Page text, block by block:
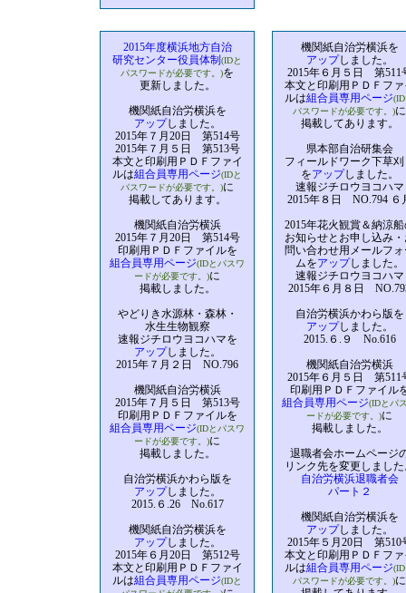
2015年度横浜地方自治
研究センター役員体制 (IDと
パスワードが必要です。)を
更新しました。
機関紙自治労横浜を
アップしました。
2015年７月20日 第514号
2015年７月５日 第513号
本文と印刷用ＰＤＦファイ
ルは組合員専用ページ(IDと
パスワードが必要です。)に
掲載してあります。
機関紙自治労横浜
2015年７月20日 第514号
印刷用ＰＤＦファイルを
組合員専用ページ(IDとパスワ
ードが必要です。)に
掲載しました。
やどりき水源林・森林・
水生生物観察
速報ジチロウヨコハマを
アップしました。
2015年７月２日 NO.796
機関紙自治労横浜
2015年７月５日 第513号
印刷用ＰＤＦファイルを
組合員専用ページ(IDとパスワ
ードが必要です。)に
掲載しました。
自治労横浜かわら版を
アップしました。
2015.６.26 No.617
機関紙自治労横浜を
アップしました。
2015年６月20日 第512号
本文と印刷用ＰＤＦファイ
ルは組合員専用ページ(IDと
機関紙自治労横浜を
アップしました。
2015年６月５日 第511
本文と印刷用ＰＤＦファ
ルは組合員専用ページ
パスワードが必要です。)に
掲載してあります。
県本部自治研集会
フィールドワーク下草刈
をアップしました。
速報ジチロウヨコハマ
2015年８日 NO.794 ６
2015年花火観賞＆納涼船
お知らせとお申し込み・
問い合わせ用メールフォ
ムをアップしました。
速報ジチロウヨコハマ
2015年６月８日
自治労横浜かわら版を
アップしました。
2015.６.９ No.616
機関紙自治労横浜
2015年６月５日 第511
印刷用ＰＤＦファイル
組合員専用ページ(IDとパ
ードが必要です。)に
掲載しました。
退職者会ホームページ
リンク先を変更しました
自治労横浜退職者会
パート２
機関紙自治労横浜を
アップしました。
2015年５月20日 第510
本文と印刷用ＰＤＦファ
ルは組合員専用ページ
パスワードが必要です。)に